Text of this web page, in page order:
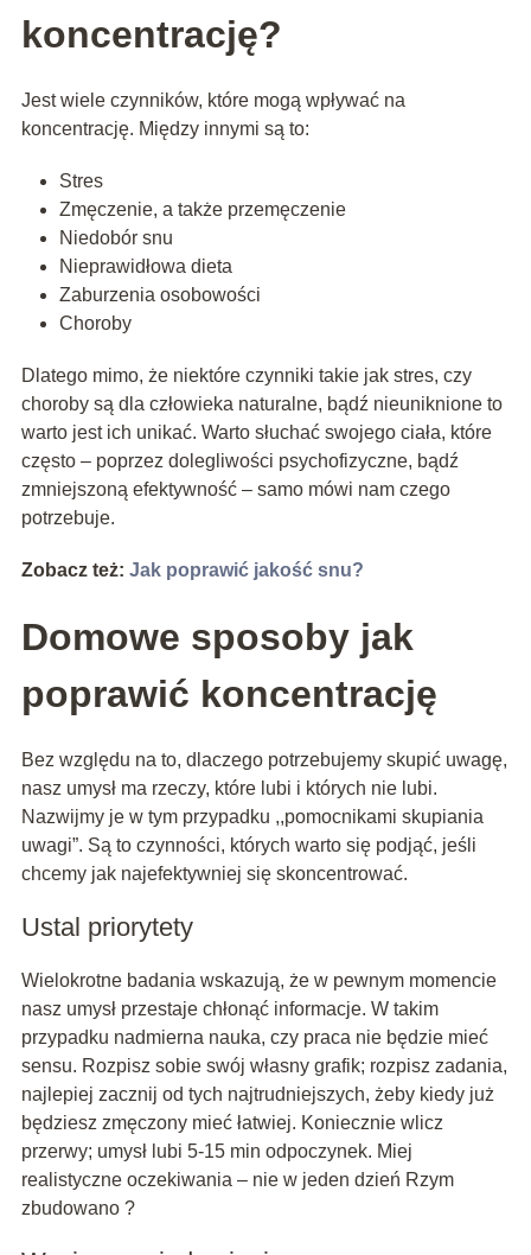
koncentrację?
Jest wiele czynników, które mogą wpływać na
koncentrację. Między innymi są to:
Stres
Zmęczenie, a także przemęczenie
Niedobór snu
Nieprawidłowa dieta
Zaburzenia osobowości
Choroby
Dlatego mimo, że niektóre czynniki takie jak stres, czy
choroby są dla człowieka naturalne, bądź nieuniknione to
warto jest ich unikać. Warto słuchać swojego ciała, które
często – poprzez dolegliwości psychofizyczne, bądź
zmniejszoną efektywność – samo mówi nam czego
potrzebuje.
Zobacz też: Jak poprawić jakość snu?
Domowe sposoby jak
poprawić koncentrację
Bez względu na to, dlaczego potrzebujemy skupić uwagę,
nasz umysł ma rzeczy, które lubi i których nie lubi.
Nazwijmy je w tym przypadku ,,pomocnikami skupiania
uwagi”. Są to czynności, których warto się podjąć, jeśli
chcemy jak najefektywniej się skoncentrować.
Ustal priorytety
Wielokrotne badania wskazują, że w pewnym momencie
nasz umysł przestaje chłonąć informacje. W takim
przypadku nadmierna nauka, czy praca nie będzie mieć
sensu. Rozpisz sobie swój własny grafik; rozpisz zadania,
najlepiej zacznij od tych najtrudniejszych, żeby kiedy już
będziesz zmęczony mieć łatwiej. Koniecznie wlicz
przerwy; umysł lubi 5-15 min odpoczynek. Miej
realistyczne oczekiwania – nie w jeden dzień Rzym
zbudowano ?